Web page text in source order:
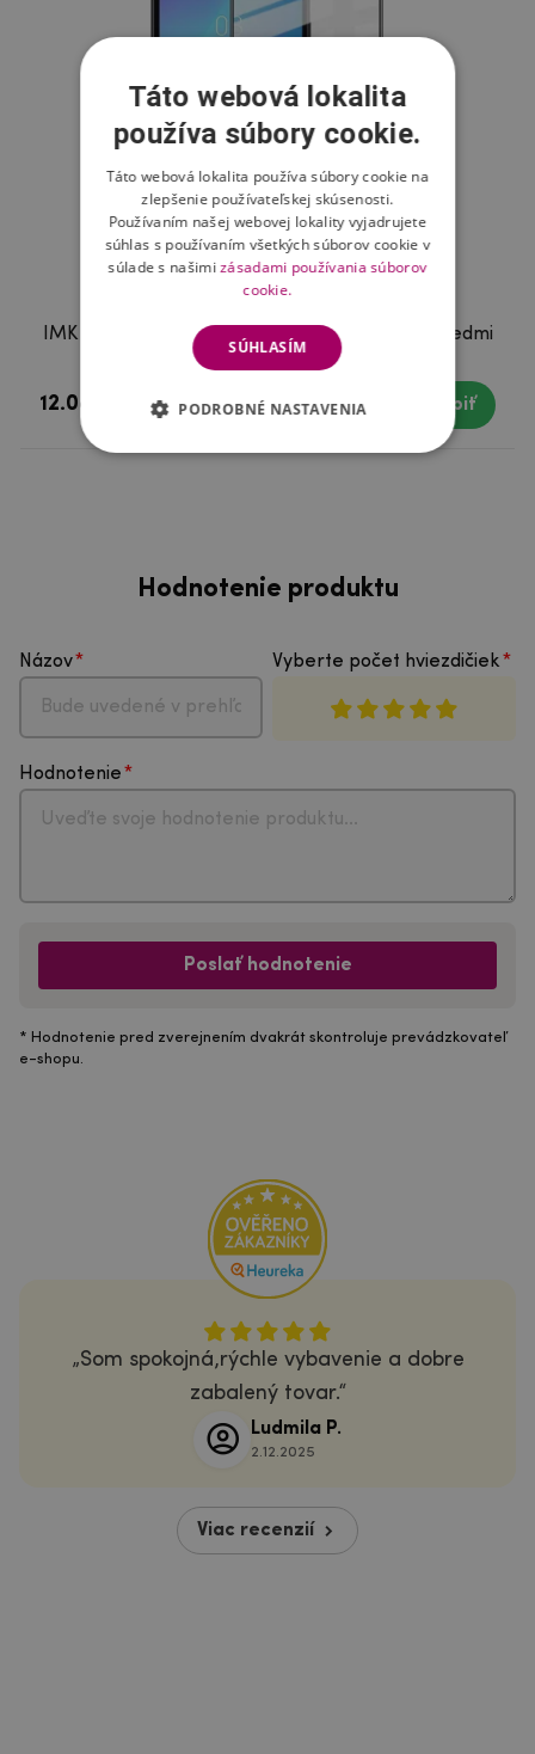
IMK celoplošné tvrdené sklo na mobil Xiaomi Redmi
7A
12.08 € Skladom Kúpiť
Hodnotenie produktu
Názov Vyberte počet hviezdičiek
Hodnotenie
Poslať hodnotenie
* Hodnotenie pred zverejnením dvakrát skontroluje prevádzkovateľ
e-shopu.
Som spokojná,rýchle vybavenie a dobre
zabalený tovar.
Ludmila P.
2.12.2025
Viac recenzií
Táto webová lokalita
používa súbory cookie.
Táto webová lokalita používa súbory cookie na
zlepšenie používateľskej skúsenosti.
Používaním našej webovej lokality vyjadrujete
súhlas s používaním všetkých súborov cookie v
súlade s našimizásadami používania súborov
cookie.
SÚHLASÍM
PODROBNÉ NASTAVENIA